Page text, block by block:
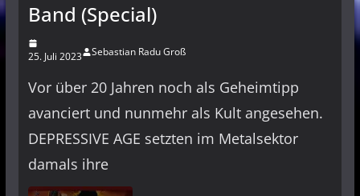
Band (Special)
25. Juli 2023 Sebastian Radu Groß
Vor über 20 Jahren noch als Geheimtipp
avanciert und nunmehr als Kult angesehen.
DEPRESSIVE AGE setzten im Metalsektor
damals ihre